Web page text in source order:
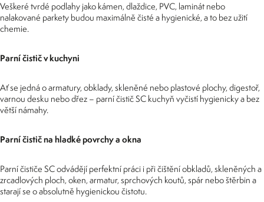
Veškeré tvrdé podlahy jako kámen, dlaždice, PVC, laminát nebo
nalakované parkety budou maximálně čisté a hygienické, a to bez užití
chemie.
Parní čistič v kuchyni
Ať se jedná o armatury, obklady, skleněné nebo plastové plochy, digestoř,
varnou desku nebo dřez – parní čistič SC kuchyň vyčistí hygienicky a bez
větší námahy.
Parní čistič na hladké povrchy a okna
Parní čističe SC odvádějí perfektní práci i při čištění obkladů, skleněných a
zrcadlových ploch, oken, armatur, sprchových koutů, spár nebo štěrbin a
starají se o absolutně hygienickou čistotu.